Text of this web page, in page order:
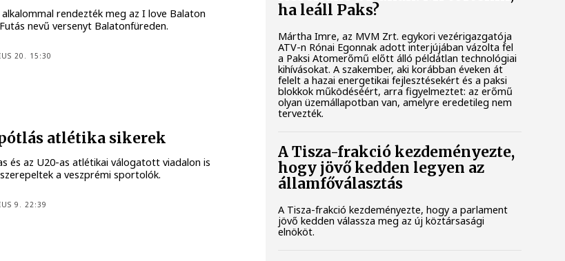
rendezték meg az I love Balaton
nevű versenyt Balatonfüreden.
20. 15:30
atlétika sikerek
és az U20-as atlétikai válogatott viadalon is
a veszprémi sportolók.
9. 22:39
ha leáll Paks?
Mártha Imre, az MVM Zrt. egykori vezérigazgatója
ATV-n Rónai Egonnak adott interjújában vázolta fel
a Paksi Atomerőmű előtt álló példátlan technológiai
kihívásokat. A szakember, aki korábban éveken át
felelt a hazai energetikai fejlesztésekért és a paksi
blokkok működéséért, arra figyelmeztet: az erőmű
olyan üzemállapotban van, amelyre eredetileg nem
tervezték.
A Tisza-frakció kezdeményezte,
hogy jövő kedden legyen az
államfőválasztás
A Tisza-frakció kezdeményezte, hogy a parlament
jövő kedden válassza meg az új köztársasági
elnököt.